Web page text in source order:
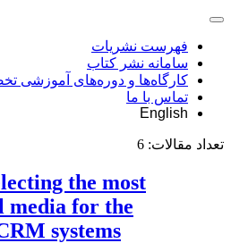
فهرست نشریات
سامانه نشر کتاب
کارگاه‌ها و دوره‌های آموزشی
تماس با ما
English
تعداد مقالات: 6
the most
media for the
systems